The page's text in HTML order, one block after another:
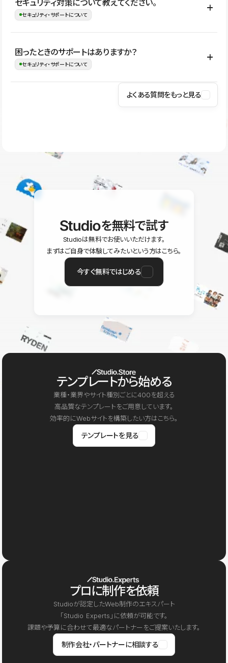
ことで、デザインを崩しにくい状態で運用できます。 さらにコン
ながらレイアウトに影響を与えずに更新作業を進めやすくなりま
す。
セキュリティ対策について教えてください。
セキュリティ・サポートについて
Studioでは、公開サイトやサービスを安全に利用できるよう、通信
の暗号化、データ保護、アクセス管理、脆弱性対策など、複数の観
はSSL/TLSによる通信暗号化に対応しており、悪質なスクリプトの
困ったときのサポートはありますか？
セキュリティ・サポートについて
操作方法や機能については、ヘルプセンターでご確認いただけま
ユーザー同士で質問・相談できるコミュニティもご利用ください。
よくある質問をもっと見る
を無料で試す
Studioは無料でお使いいただけます。
まずはご自身で体験してみたいという方はこちら。
今すぐ無料ではじめる
テンプレートから始める
業種・業界やサイト種別ごとに400を超える
高品質なテンプレートをご用意しています。
効率的にWebサイトを構築したい方はこちら。
テンプレートを見る
プロに制作を依頼
Studioが認定したWeb制作のエキスパート
「Studio Experts」に依頼が可能です。
課題や予算に合わせて最適なパートナーをご提案いたします。
制作会社・パートナーに相談する